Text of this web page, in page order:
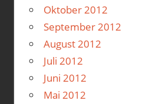
Oktober 2012
September 2012
August 2012
Juli 2012
Juni 2012
Mai 2012